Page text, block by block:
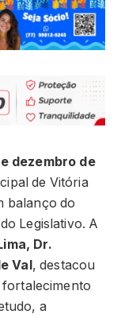
dezembro de
de Vitória
balanço do
Legislativo. A
Dr.
Val, destacou
fortalecimento
a